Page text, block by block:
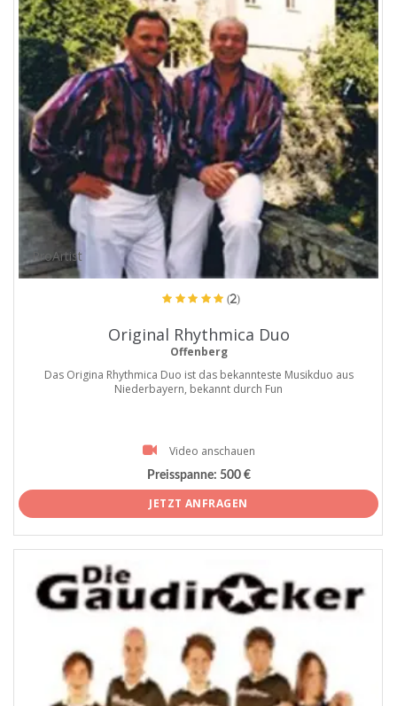
ProArtist
(2)
Original Rhythmica Duo
Offenberg
Das Origina Rhythmica Duo ist das bekannteste Musikduo aus
Niederbayern, bekannt durch Fun
Video anschauen
Preisspanne: 500 €
JETZT ANFRAGEN